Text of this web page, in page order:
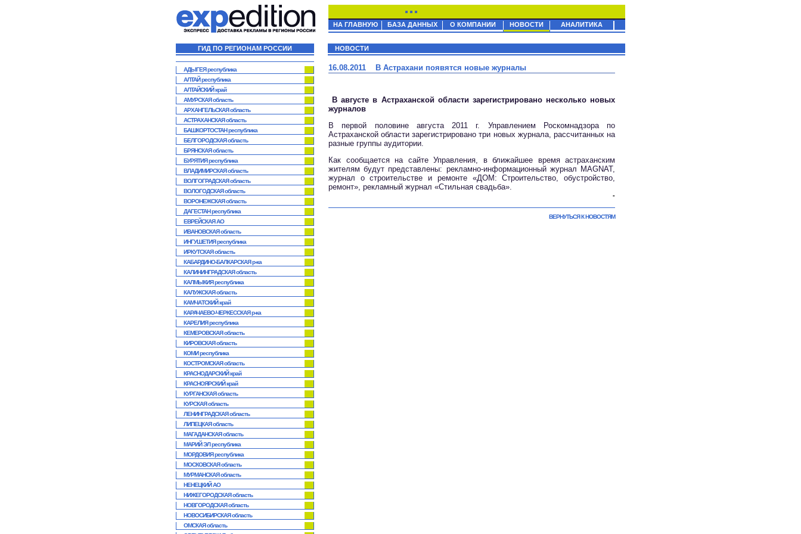
НА ГЛАВНУЮ БАЗА ДАННЫХ О КОМПАНИИ НОВОСТИ АНАЛИТИКА
ГИД ПО РЕГИОНАМ РОССИИ
АДЫГЕЯ республика
АЛТАЙ республика
АЛТАЙСКИЙ край
АМУРСКАЯ область
АРХАНГЕЛЬСКАЯ область
АСТРАХАНСКАЯ область
БАШКОРТОСТАН республика
БЕЛГОРОДСКАЯ область
БРЯНСКАЯ область
БУРЯТИЯ республика
ВЛАДИМИРСКАЯ область
ВОЛГОГРАДСКАЯ область
ВОЛОГОДСКАЯ область
ВОРОНЕЖСКАЯ область
ДАГЕСТАН республика
ЕВРЕЙСКАЯ АО
ИВАНОВСКАЯ область
ИНГУШЕТИЯ республика
ИРКУТСКАЯ область
КАБАРДИНО-БАЛКАРСКАЯ р-ка
КАЛИНИНГРАДСКАЯ область
КАЛМЫКИЯ республика
КАЛУЖСКАЯ область
КАМЧАТСКИЙ край
КАРАЧАЕВО-ЧЕРКЕССКАЯ р-ка
КАРЕЛИЯ республика
КЕМЕРОВСКАЯ область
КИРОВСКАЯ область
КОМИ республика
КОСТРОМСКАЯ область
КРАСНОДАРСКИЙ край
КРАСНОЯРСКИЙ край
КУРГАНСКАЯ область
КУРСКАЯ область
ЛЕНИНГРАДСКАЯ область
ЛИПЕЦКАЯ область
МАГАДАНСКАЯ область
МАРИЙ ЭЛ республика
МОРДОВИЯ республика
МОСКОВСКАЯ область
МУРМАНСКАЯ область
НЕНЕЦКИЙ АО
НИЖЕГОРОДСКАЯ область
НОВГОРОДСКАЯ область
НОВОСИБИРСКАЯ область
ОМСКАЯ область
НОВОСТИ
16.08.2011 В Астрахани появятся новые журналы
В августе в Астраханской области зарегистрировано несколько новых
журналов
В первой половине августа 2011 г. Управлением Роскомнадзора по
Астраханской области зарегистрировано три новых журнала, рассчитанных на
разные группы аудитории.
Как сообщается на сайте Управления, в ближайшее время астраханским
жителям будут представлены: рекламно-информационный журнал MAGNAT,
журнал о строительстве и ремонте «ДОМ: Строительство, обустройство,
ремонт», рекламный журнал «Стильная свадьба».
-
ВЕРНУТЬСЯ К НОВОСТЯМ